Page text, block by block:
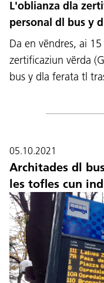
L'oblianza dla
personal dl bus y
Da en vëndres, ai
zertificaziun vërda
bus y dla ferata tl
05.10.2021
Architades dl
les tofles cun